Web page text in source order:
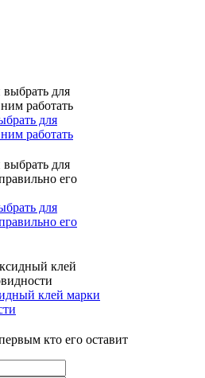
для
работать
для
его
клей марки
кто его оставит